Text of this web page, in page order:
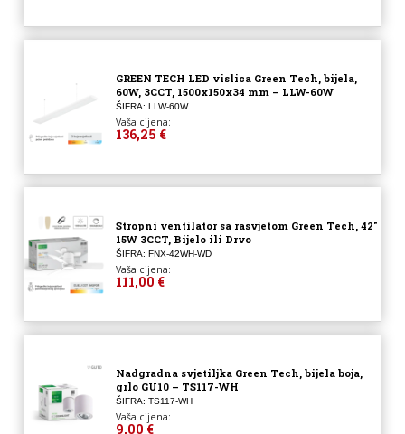
GREEN TECH LED vislica Green Tech, bijela,
60W, 3CCT, 1500x150x34 mm – LLW-60W
ŠIFRA: LLW-60W
Vaša cijena:
136,25 €
Stropni ventilator sa rasvjetom Green Tech, 42″
15W 3CCT, Bijelo ili Drvo
ŠIFRA: FNX-42WH-WD
Vaša cijena:
111,00 €
Nadgradna svjetiljka Green Tech, bijela boja,
grlo GU10 – TS117-WH
ŠIFRA: TS117-WH
Vaša cijena:
9,00 €